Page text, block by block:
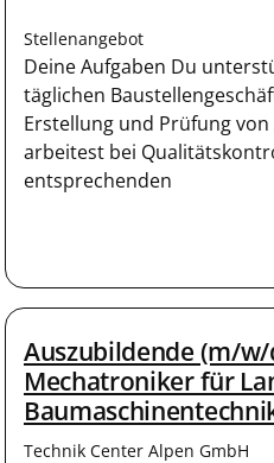
Stellenangebot
Deine Aufgaben Du
täglichen
Erstellung und Prüfung
arbeitest bei
entsprechenden
Auszubildende (m/w/
Mechatroniker für
Technik Center Alpen GmbH